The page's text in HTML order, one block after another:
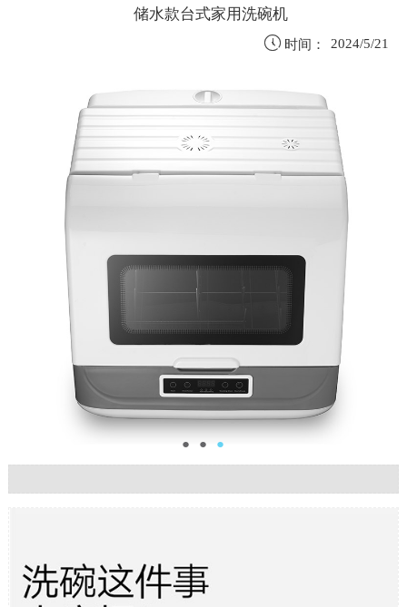
储水款台式家用洗碗机
 时间： 2024/5/21
● ● ●